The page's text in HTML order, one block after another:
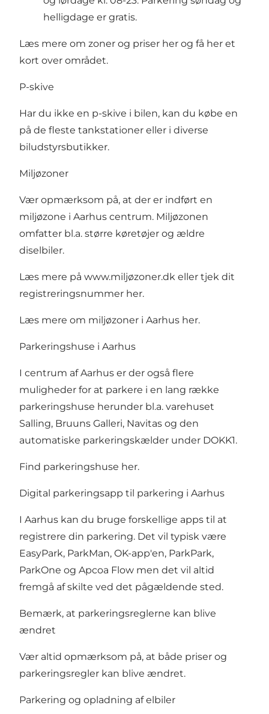
helligdage er gratis.
Læs mere om zoner og priser her og få her et
kort over området.
P-skive
Har du ikke en p-skive i bilen, kan du købe en
på de fleste tankstationer eller i diverse
biludstyrsbutikker.
Miljøzoner
Vær opmærksom på, at der er indført en
miljøzone i Aarhus centrum. Miljøzonen
omfatter bl.a. større køretøjer og ældre
diselbiler.
Læs mere på www.miljøzoner.dk eller tjek dit
registreringsnummer her.
Læs mere om miljøzoner i Aarhus her.
Parkeringshuse i Aarhus
I centrum af Aarhus er der også flere
muligheder for at parkere i en lang række
parkeringshuse herunder bl.a. varehuset
Salling, Bruuns Galleri, Navitas og den
automatiske parkeringskælder under DOKK1.
Find parkeringshuse her.
Digital parkeringsapp til parkering i Aarhus
I Aarhus kan du bruge forskellige apps til at
registrere din parkering. Det vil typisk være
EasyPark, ParkMan, OK-app'en, ParkPark,
ParkOne og Apcoa Flow men det vil altid
fremgå af skilte ved det pågældende sted.
Bemærk, at parkeringsreglerne kan blive
ændret
Vær altid opmærksom på, at både priser og
parkeringsregler kan blive ændret.
Parkering og opladning af elbiler